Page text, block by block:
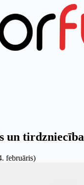
un tirdzniecība
februāris)